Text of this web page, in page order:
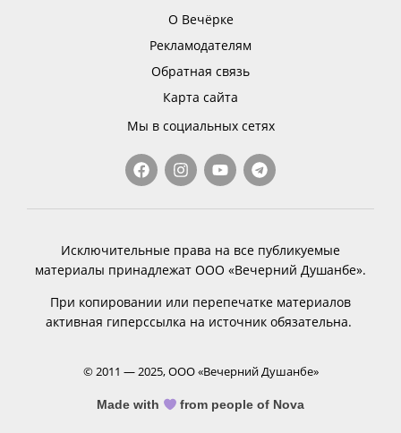
О Вечёрке
Рекламодателям
Обратная связь
Карта сайта
Мы в социальных сетях
Исключительные права на все публикуемые
материалы принадлежат ООО «Вечерний Душанбе».
При копировании или перепечатке материалов
активная гиперссылка на источник обязательна.
© 2011 — 2025, ООО «Вечерний Душанбе»
Made with from people of Nova